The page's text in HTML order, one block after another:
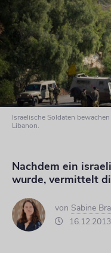
Israelische Soldaten
Libanon.
Nachdem ein
wurde, vermittelt
von Sabine